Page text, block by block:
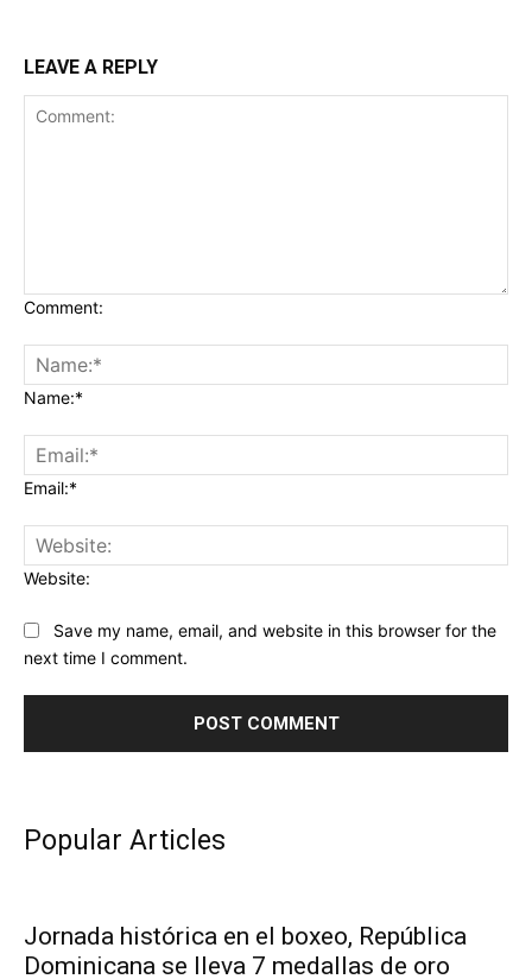
LEAVE A REPLY
Comment:
Name:*
Email:*
Website:
Save my name, email, and website in this browser for the
next time I comment.
Popular Articles
Jornada histórica en el boxeo, República
Dominicana se lleva 7 medallas de oro